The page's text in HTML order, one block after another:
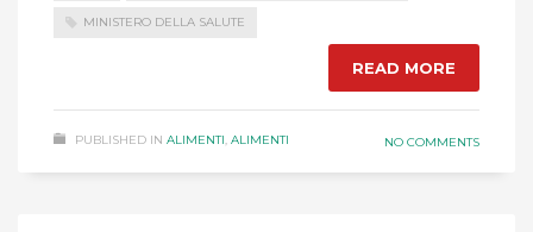
MINISTERO DELLA SALUTE
READ MORE
PUBLISHED IN ALIMENTI, ALIMENTI NO COMMENTS